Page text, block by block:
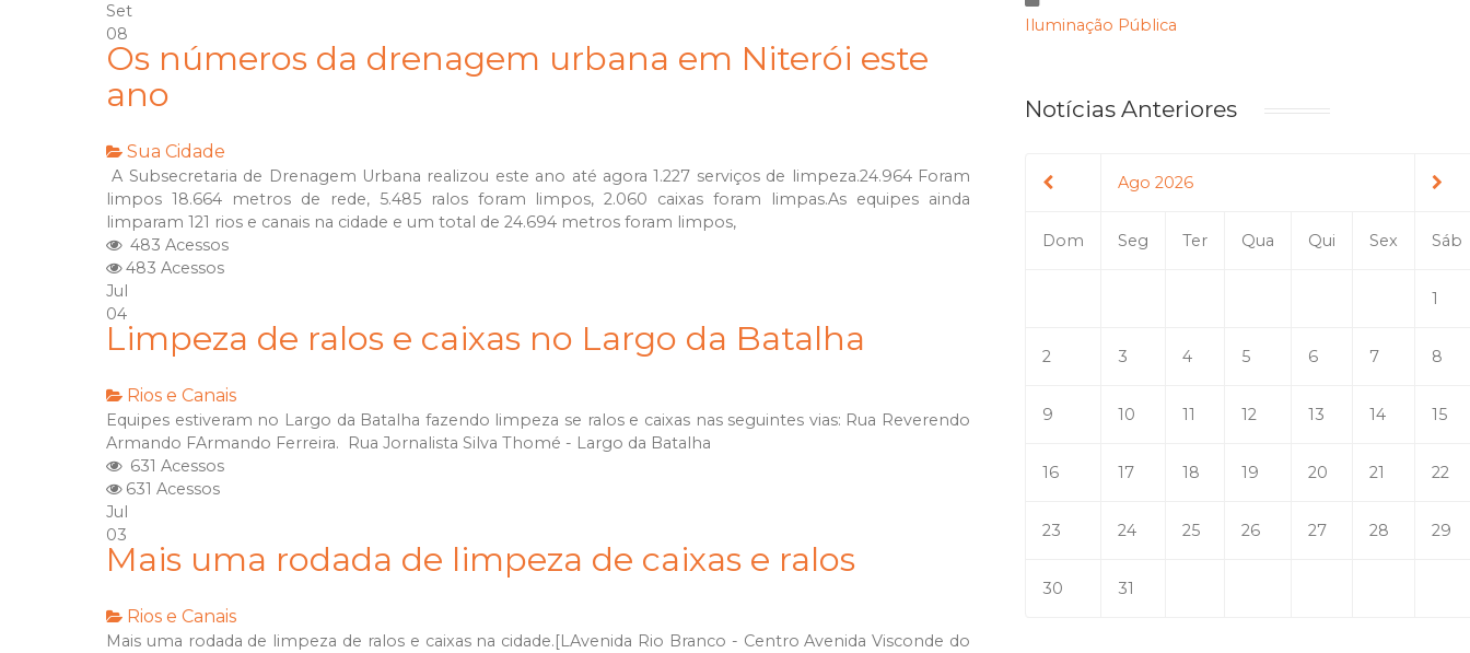
Set
08
Os números da drenagem urbana em Niterói este
ano
Sua Cidade
A Subsecretaria de Drenagem Urbana realizou este ano até agora 1.227 serviços de limpeza.24.964 Foram
limpos 18.664 metros de rede, 5.485 ralos foram limpos, 2.060 caixas foram limpas.As equipes ainda
limparam 121 rios e canais na cidade e um total de 24.694 metros foram limpos,
483 Acessos
483 Acessos
Jul
04
Limpeza de ralos e caixas no Largo da Batalha
Rios e Canais
Equipes estiveram no Largo da Batalha fazendo limpeza se ralos e caixas nas seguintes vias: Rua Reverendo
Armando FArmando Ferreira. Rua Jornalista Silva Thomé - Largo da Batalha
631 Acessos
631 Acessos
Jul
03
Mais uma rodada de limpeza de caixas e ralos
Rios e Canais
Mais uma rodada de limpeza de ralos e caixas na cidade.[LAvenida Rio Branco - Centro Avenida Visconde do
Iluminação Pública
Notícias Anteriores
Ago 2026
Dom Seg Ter Qua Qui Sex Sáb
1
2 3 4 5 6 7 8
9 10 11 12 13 14 15
16 17 18 19 20 21 22
23 24 25 26 27 28 29
30 31